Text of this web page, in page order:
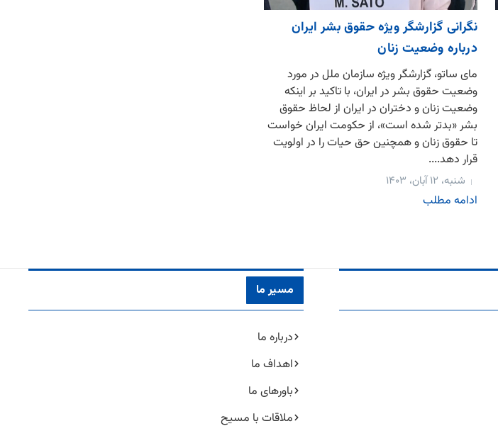
نگرانی گزارشگر ویژه حقوق بشر ایران
درباره وضعیت زنان
مای ساتو، گزارشگر ویژه سازمان ملل در مورد
وضعیت حقوق بشر در ایران، با تاکید بر اینکه
وضعیت زنان و دختران در ایران از لحاظ حقوق
بشر «بدتر شده است»، از حکومت ایران خواست
تا حقوق زنان و همچنین حق حیات را در اولویت
قرار دهد....
شنبه، ۱۲ آبان، ۱۴۰۳
ادامه مطلب
مسیر ما
درباره ما
اهداف ما
باورهای ما
ملاقات با مسیح